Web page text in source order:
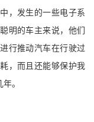
，发生的一些电子系
明的车主来说，他们
行推动汽车在行驶过
，而且还能够保护我
。